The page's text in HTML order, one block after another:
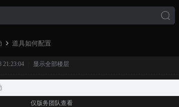
道具如何配置
21:23:04 显示全部楼层
仅版务团队查看